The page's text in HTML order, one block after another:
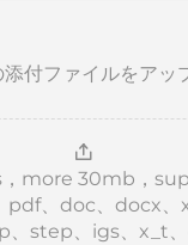
添付ファイルをアッ
more 30mb，
、doc、docx、
step、igs、x_t、